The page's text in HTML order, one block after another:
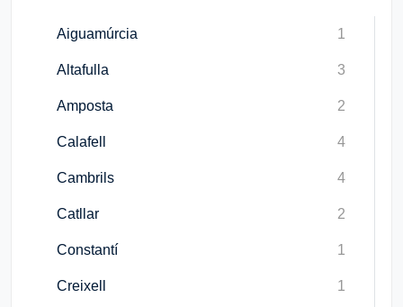
Aiguamúrcia 1
Altafulla 3
Amposta 2
Calafell 4
Cambrils 4
Catllar 2
Constantí 1
Creixell 1